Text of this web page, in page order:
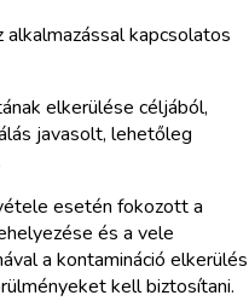
kapcsolatos
elkerülése céljából,
javasolt, lehetőleg
esetén fokozott a
és a vele
a kontamináció elkerülés
kell biztosítani.